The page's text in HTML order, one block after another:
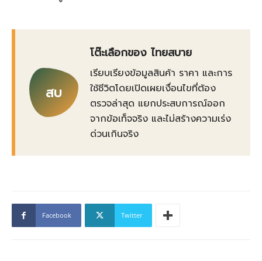
สบ
โต๊ะเลือกของ ไทยสบาย
เรียบเรียงข้อมูลสินค้า ราคา และการ
ใช้ชีวิตโดยเปิดเผยเงื่อนไขที่ต้อง
ตรวจล่าสุด แยกประสบการณ์ออก
จากข้อเท็จจริง และไม่สร้างความเร่ง
ด่วนเกินจริง
Facebook Twitter